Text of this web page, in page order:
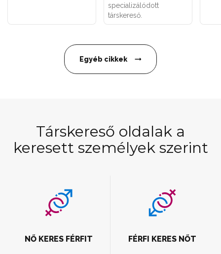
specializálódott
társkereső.
Egyéb cikkek
Társkereső oldalak a
keresett személyek szerint
NŐ KERES FÉRFIT FÉRFI KERES NŐT